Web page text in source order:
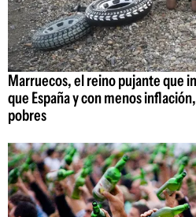
Marruecos, el reino pujante que
que España y con menos
pobres